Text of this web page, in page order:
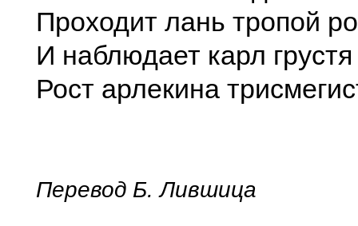
Проходит лань тропой
И наблюдает карл грустя
Рост арлекина
Перевод Б. Лившица